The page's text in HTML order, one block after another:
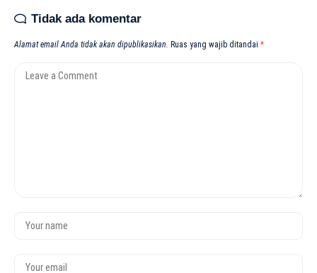
Tidak ada komentar
Alamat email Anda tidak akan dipublikasikan. Ruas yang wajib ditandai *